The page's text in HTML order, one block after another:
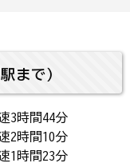
まで）
3時間44分
2時間10分
1時間23分